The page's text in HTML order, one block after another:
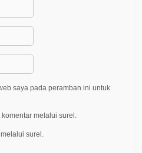
saya pada peramban ini untuk
melalui surel.
surel.